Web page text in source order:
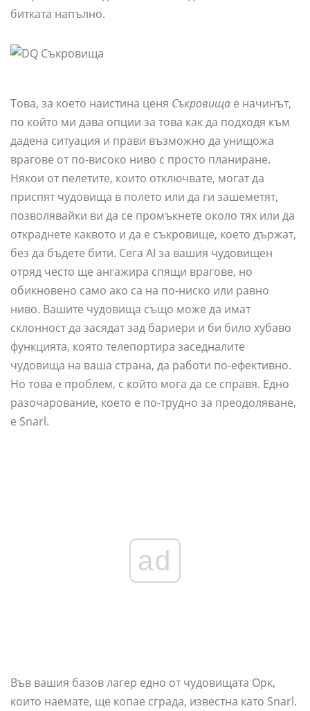
битката напълно.
Това, за което наистина ценя Съкровища е начинът,
по който ми дава опции за това как да подходя към
дадена ситуация и прави възможно да унищожа
врагове от по-високо ниво с просто планиране.
Някои от пелетите, които отключвате, могат да
приспят чудовища в полето или да ги зашеметят,
позволявайки ви да се промъкнете около тях или да
откраднете каквото и да е съкровище, което държат,
без да бъдете бити. Сега AI за вашия чудовищен
отряд често ще ангажира спящи врагове, но
обикновено само ако са на по-ниско или равно
ниво. Вашите чудовища също може да имат
склонност да засядат зад бариери и би било хубаво
функцията, която телепортира заседналите
чудовища на ваша страна, да работи по-ефективно.
Но това е проблем, с който мога да се справя. Едно
разочарование, което е по-трудно за преодоляване,
е Snarl.
ad
Във вашия базов лагер едно от чудовищата Орк,
които наемате, ще копае сграда, известна като Snarl.